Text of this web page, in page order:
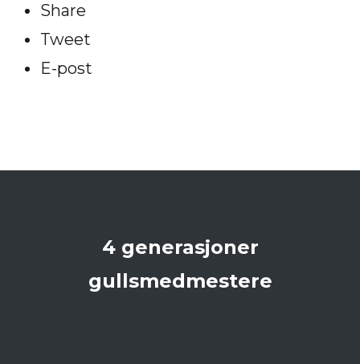
Share
Tweet
E-post
4 generasjoner
gullsmedmestere